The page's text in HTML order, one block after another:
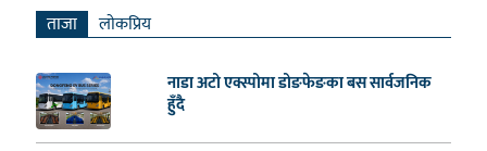
ताजा लाेकप्रिय
नाडा अटो एक्स्पोमा डोङफेङका बस सार्वजनिक
हुँदै